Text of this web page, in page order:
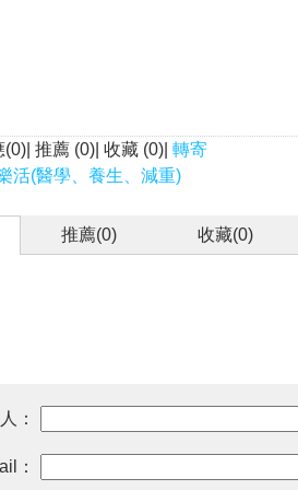
(0)| 推薦 (0)| 收藏 (0)| 轉寄
活(醫學、養生、減重)
推薦(0) 收藏(0)
：
：